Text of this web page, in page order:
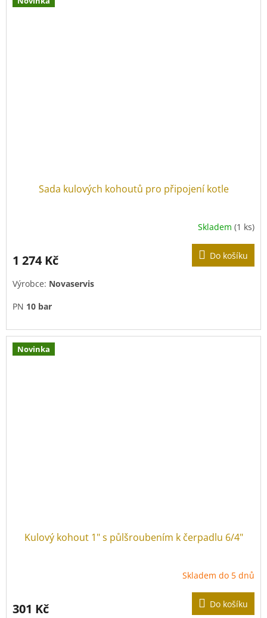
Sada kulových kohoutů pro připojení kotle
Skladem (1 ks)
1 274 Kč Do košíku
Výrobce: Novaservis
PN 10 bar
Novinka
Kulový kohout 1" s půlšroubením k čerpadlu 6/4"
Skladem do 5 dnů
301 Kč Do košíku